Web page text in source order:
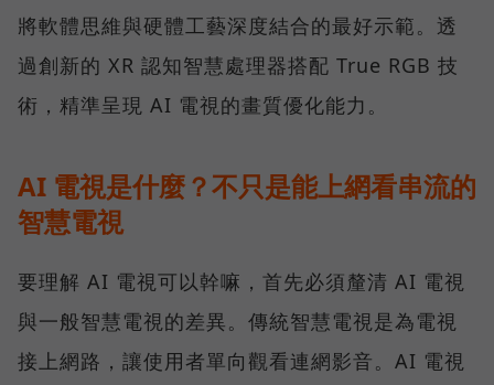
將軟體思維與硬體工藝深度結合的最好示範。透
過創新的 XR 認知智慧處理器搭配 True RGB 技
術，精準呈現 AI 電視的畫質優化能力。
AI 電視是什麼？不只是能上網看串流的
智慧電視
要理解 AI 電視可以幹嘛，首先必須釐清 AI 電視
與一般智慧電視的差異。傳統智慧電視是為電視
接上網路，讓使用者單向觀看連網影音。AI 電視